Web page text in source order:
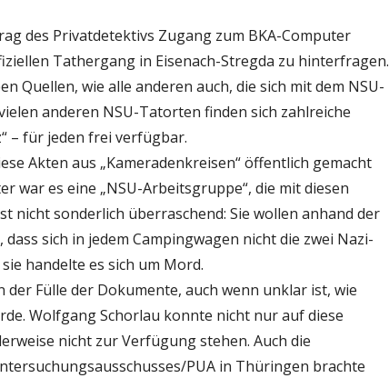
des Privatdetektivs Zugang zum BKA-Computer
Tathergang in Eisenach-Stregda zu hinterfragen.
Quellen, wie alle anderen auch, die sich mit dem NSU-
anderen NSU-Tatorten finden sich zahlreiche
– für jeden frei verfügbar.
Akten aus „Kameradenkreisen“ öffentlich gemacht
war es eine „NSU-Arbeitsgruppe“, die mit diesen
nicht sonderlich überraschend: Sie wollen anhand der
sich in jedem Campingwagen nicht die zwei Nazi-
handelte es sich um Mord.
Fülle der Dokumente, auch wenn unklar ist, wie
Wolfgang Schorlau konnte nicht nur auf diese
nicht zur Verfügung stehen. Auch die
PUA in Thüringen brachte